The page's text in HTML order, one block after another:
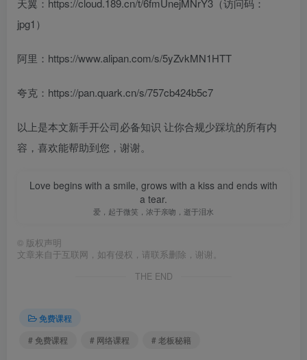
天翼：https://cloud.189.cn/t/6fmUnejMNrY3（访问码：
jpg1）
阿里：https://www.alipan.com/s/5yZvkMN1HTT
夸克：https://pan.quark.cn/s/757cb424b5c7
以上是本文新手开公司必备知识 让你合规少踩坑的所有内
容，喜欢能帮助到您，谢谢。
Love begins with a smile, grows with a kiss and ends with
a tear.
爱，起于微笑，浓于亲吻，逝于泪水
© 版权声明
文章来自于互联网，如有侵权，请联系删除，谢谢。
THE END
免费课程
# 免费课程
# 网络课程 # 老板秘籍